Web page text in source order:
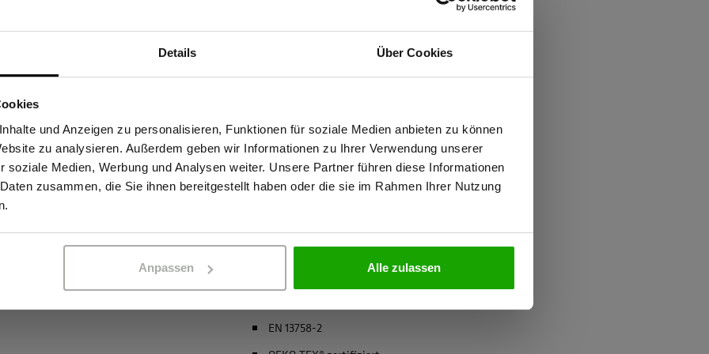
Details Über Cookies
und Anzeigen zu personalisieren, Funktionen für soziale Medien anbieten zu können
zu analysieren. Außerdem geben wir Informationen zu Ihrer Verwendung unserer
soziale Medien, Werbung und Analysen weiter. Unsere Partner führen diese Informationen
zusammen, die Sie ihnen bereitgestellt haben oder die sie im Rahmen Ihrer Nutzung
Anpassen Alle zulassen
Sichtbarkeit mit
im Freien. Das leichte
Feuchtigkeit vom Körper
integrierte UV-Schutz (UPF
Ausrüstung hält
eine insektizide Wirkung
und pflegeleicht - der
Einsätze, bei denen
Insektizide Wirkung gegen Mücken
4-Wege-Stretch
Coolmax® (kühlend)
recycelter Polyester
EN 13758-2
Sind Sie Gewerbetreibender?
dass ich Gewerbetreibender bin. Alle Preise werden netto ausgewiesen.
PRIVATPERSON